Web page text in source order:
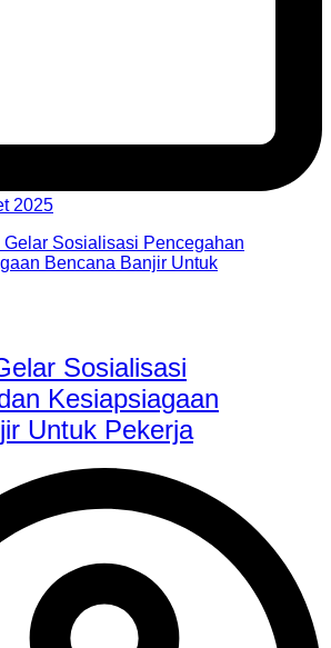
2025
Sosialisasi
Kesiapsiagaan
Untuk Pekerja